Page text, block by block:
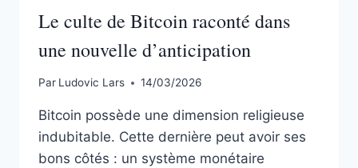
Le culte de Bitcoin raconté dans
une nouvelle d’anticipation
Par Ludovic Lars 14/03/2026
Bitcoin possède une dimension religieuse
indubitable. Cette dernière peut avoir ses
bons côtés : un système monétaire